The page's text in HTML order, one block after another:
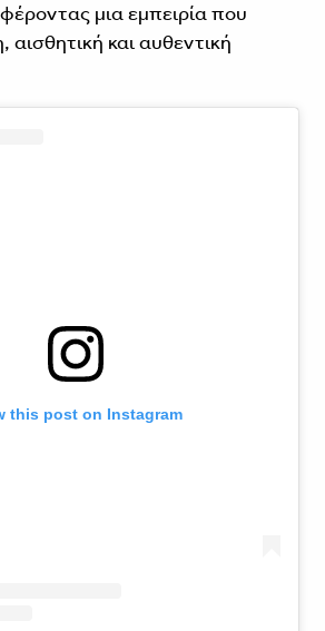
μια εμπειρία που
αισθητική και αυθεντική
this post on Instagram